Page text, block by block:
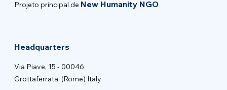
Projeto principal de New Humanity NGO
Headquarters
Via Piave, 15 - 00046
Grottaferrata, (Rome) Italy